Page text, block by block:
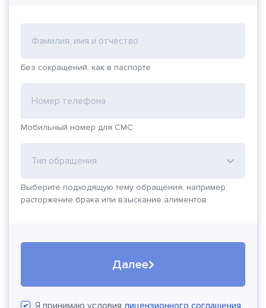
Фамилия, имя и отчество
Без сокращений, как в паспорте
Номер телефона
Мобильный номер для СМС
Тип обращения
Выберите подходящую тему обращения, например:
расторжение брака или взыскание алиментов
Далее
Я принимаю условия лицензионного соглашения